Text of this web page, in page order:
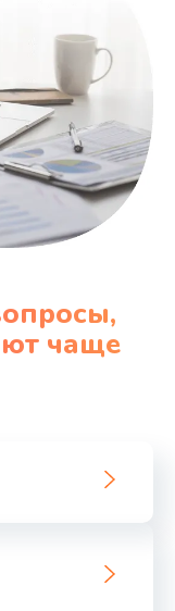
чаще